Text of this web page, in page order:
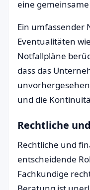
eine
Ein umfassender
Eventualitäten
Notfallpläne
dass das
und die
Rechtliche
Rechtliche und
entscheidende
Fachkundige